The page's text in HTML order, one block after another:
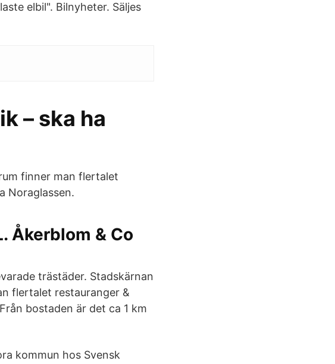
elbil". Bilnyheter. Säljes
– ska ha
finner man flertalet
Noraglassen.
Åkerblom & Co
trästäder. Stadskärnan
flertalet restauranger &
bostaden är det ca 1 km
kommun hos Svensk